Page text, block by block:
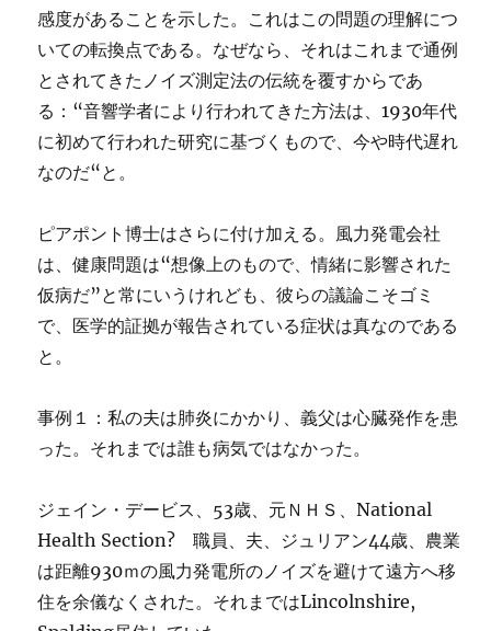
感度があることを示した。これはこの問題の理解につ
いての転換点である。なぜなら、それはこれまで通例
とされてきたノイズ測定法の伝統を覆すからであ
る：“音響学者により行われてきた方法は、1930年代
に初めて行われた研究に基づくもので、今や時代遅れ
なのだ“と。
ピアポント博士はさらに付け加える。風力発電会社
は、健康問題は“想像上のもので、情緒に影響された
仮病だ”と常にいうけれども、彼らの議論こそゴミ
で、医学的証拠が報告されている症状は真なのである
と。
事例１：私の夫は肺炎にかかり、義父は心臓発作を患
った。それまでは誰も病気ではなかった。
ジェイン・デービス、53歳、元ＮＨＳ、National
Health Section? 職員、夫、ジュリアン44歳、農業
は距離930ｍの風力発電所のノイズを避けて遠方へ移
住を余儀なくされた。それまではLincolnshire,